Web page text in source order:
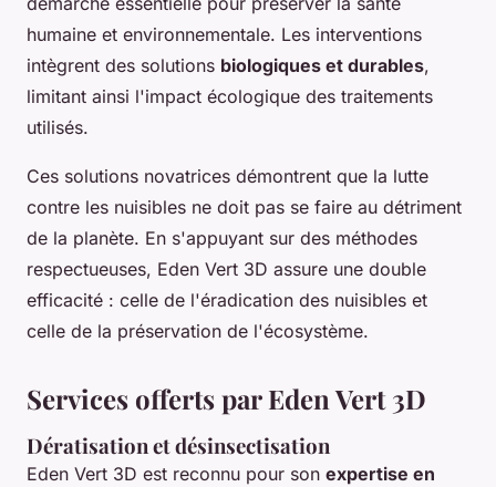
humaine et environnementale. Les interventions
intègrent des solutions biologiques et durables,
limitant ainsi l'impact écologique des traitements
utilisés.
Ces solutions novatrices démontrent que la lutte
contre les nuisibles ne doit pas se faire au détriment
de la planète. En s'appuyant sur des méthodes
respectueuses, Eden Vert 3D assure une double
efficacité : celle de l'éradication des nuisibles et
celle de la préservation de l'écosystème.
Services offerts par Eden Vert 3D
Dératisation et désinsectisation
Eden Vert 3D est reconnu pour son expertise en